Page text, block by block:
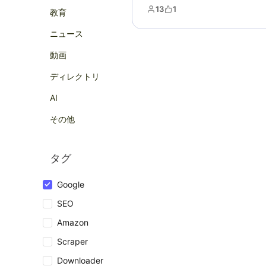
教育
ニュース
動画
ディレクトリ
AI
その他
タグ
Google
SEO
Amazon
Scraper
Downloader
13 1